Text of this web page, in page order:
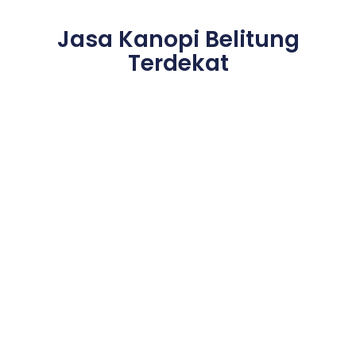
Jasa Kanopi Belitung
Terdekat